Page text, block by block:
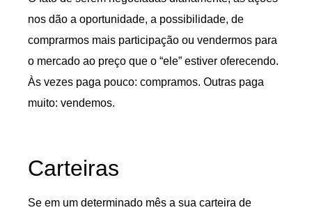
nos dão a oportunidade, a possibilidade, de
comprarmos mais participação ou vendermos para
o mercado ao preço que o “ele” estiver oferecendo.
Às vezes paga pouco: compramos. Outras paga
muito: vendemos.
Carteiras
Se em um determinado mês a sua carteira de